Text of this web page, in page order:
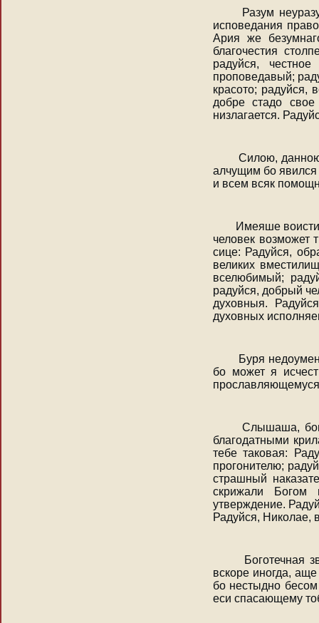
Разум
исповедания
Ария же
благочестия
радуйся,
проповедавый;
красото; радуйся,
добре стадо
низлагается.
Силою, данною
алчущим бо явился
и всем всяк
Имеяше
человек
сице: Радуйся,
великих
вселюбимый;
радуйся, добрый
духовныя.
духовных
Буря
бо может я
Слышаша,
благодатными
тебе таковая:
прогонителю;
страшный
скрижали Богом
утверждение.
Радуйся, Николае,
Боготечная
вскоре иногда,
бо нестыдно
еси спасающему